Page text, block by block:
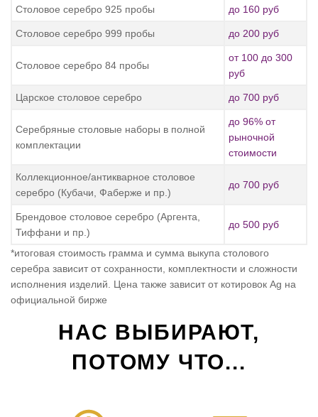
Столовое серебро 925 пробы до 160 руб
Столовое серебро 999 пробы до 200 руб
Столовое серебро 84 пробы
от 100 до 300
руб
Царское столовое серебро до 700 руб
Серебряные столовые наборы в полной
комплектации
до 96% от
рыночной
стоимости
Коллекционное/антикварное столовое
серебро (Кубачи, Фаберже и пр.)
до 700 руб
Брендовое столовое серебро (Аргента,
Тиффани и пр.)
до 500 руб
*итоговая стоимость грамма и сумма выкупа столового
серебра зависит от сохранности, комплектности и сложности
исполнения изделий. Цена также зависит от котировок Ag на
официальной бирже
НАС ВЫБИРАЮТ,
ПОТОМУ ЧТО...